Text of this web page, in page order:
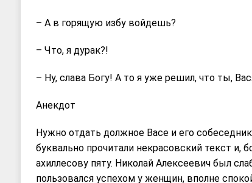
– А в горящую избу войдешь?
– Что, я дурак?!
– Ну, слава Богу! А то я уже решил, что ты,
Анекдот
Нужно отдать должное Васе и его
буквально прочитали некрасовский текст и,
ахиллесову пяту. Николай Алексеевич был
пользовался успехом у женщин, вполне